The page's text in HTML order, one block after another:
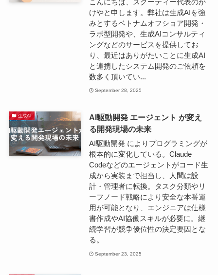
けやと申します。​弊社は生成AIを強
みとするベトナムオフショア開発・
ラボ型開発や、生成AIコンサルティ
ングなどのサービスを提供してお
り、最近はありがたいことに生成AI
と連携したシステム開発のご依頼を
数多く頂いてい...
September 28, 2025
生成AI
AI駆動開発 エージェント が変え
る開発現場の未来
AI駆動開発 によりプログラミングが
根本的に変化している。Claude
Codeなどのエージェントがコード生
成から実装まで担当し、人間は設
計・管理者に転換。タスク分類やリ
ーフノード戦略により安全な本番運
用が可能となり、エンジニアは仕様
書作成やAI協働スキルが必要に。継
続学習が競争優位性の決定要因とな
る。
September 23, 2025